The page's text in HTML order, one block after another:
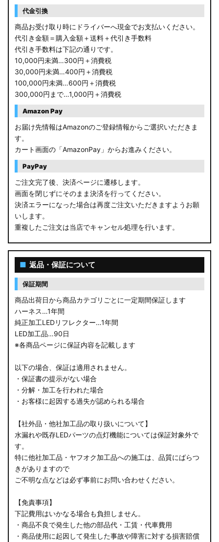
RP6/7 ステップワゴン
RP1/2 RP3/4 ステップワゴン/スパーダ
RK5/6 ステップワゴンスパーダ
RC1/2 オデッセイ
GB5〜8 フリード
GR フィット
GP5/6 GK3〜6 フィット
MK53S スペーシアカスタム
MA37S/MA27S ソリオ / ソリオ バンディット
MA26S/MA36S ソリオ
ZC33S スイフトスポーツ
LA650S タントカスタム
LA600S タントカスタム
LA150S ムーヴカスタム
LA700S ウェイク
GN0W アウトランダー
GK1W/GK9W エクリプスクロス
CV1W デリカD:5
B34A/B35A/B37A/B38A デリカミニ
B34W/B35W/B37W/B38W ekクロススペース
B34W/B35W/B37W/B38W ekクロス
KG CX-8
GU クロストレック
GU インプレッサ
代金引換
商品お受け取り時にドライバーへ現金でお支払いください。
代引き金額＝購入金額＋送料＋代引き手数料
代引き手数料は下記の通りです。
10,000円未満…300円＋消費税
30,000円未満…400円＋消費税
100,000円未満…600円＋消費税
300,000円まで…1,000円＋消費税
Amazon Pay
お届け先情報はAmazonのご登録情報からご選択いただきま
す。
カート画面の「AmazonPay」からお進みください。
PayPay
ご注文完了後、決済ページに遷移します。
画面を閉じずにそのまま決済を行ってください。
決済エラーになった場合は再度ご注文いただきますようお願
いします。
重複したご注文は当店でキャンセル処理を行います。
■ 返品・保証について
保証期間
商品出荷日から商品カテゴリごとに一定期間保証します
ハーネス…1年間
純正加工LEDリフレクター…1年間
LED加工品…90日
※各商品ページに保証内容を記載します
以下の場合、保証は適用されません。
・保証書の提示がない場合
・分解・加工を行われた場合
・お客様に起因する過失が認められる場合
【社外品・他社加工品の取り扱いについて】
水漏れや既存LEDパーツの点灯機能については保証対象外で
す。
特に他社加工品・ヤフオク加工品への施工は、品質にばらつ
きがありますので
ご不明な点などは必ず事前にお問い合わせください。
【免責事項】
下記費用はいかなる場合も負担しません。
・商品不良で発生した他の部品代・工賃・代車費用
・商品使用に起因して発生した事故や障害に対する損害賠償